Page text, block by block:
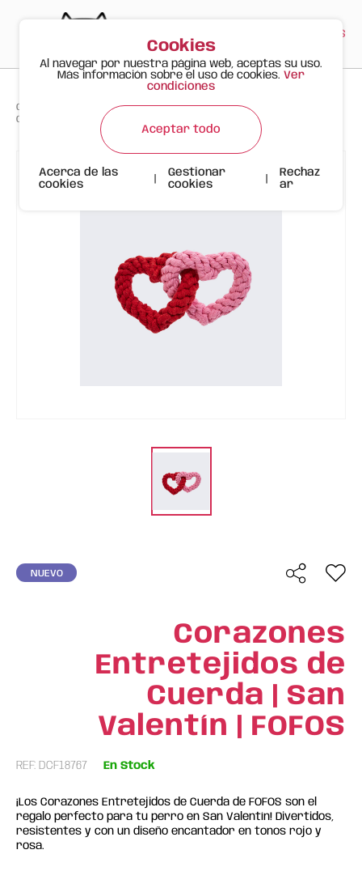
ES
Gato Feliz Productos > >
Corazones Entretejidos de Cuerda | San Valentín | FOFOS
NUEVO
Corazones
Entretejidos de
Cuerda | San
Valentín | FOFOS
REF: DCF18767 En Stock
¡Los Corazones Entretejidos de Cuerda de FOFOS son el
regalo perfecto para tu perro en San Valentín! Divertidos,
resistentes y con un diseño encantador en tonos rojo y
rosa.
Cookies
Al navegar por nuestra página web, aceptas su uso.
Más información sobre el uso de cookies. Ver
condiciones
Aceptar todo
Acerca de las
cookies
Gestionar
cookies
Rechaz
ar